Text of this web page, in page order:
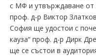
с МФ и утвърждаване
проф. д-р Виктор
София ще удостои с
кауза“ проф. д-р Дирк
ще се състои в